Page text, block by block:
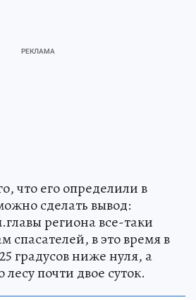
что его определили в
сделать вывод:
региона все-таки
спасателей, в это время в
градусов ниже нуля, а
лесу почти двое суток.